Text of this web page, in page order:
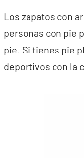
Los zapatos con
personas con pie
pie. Si tienes pie
deportivos con la